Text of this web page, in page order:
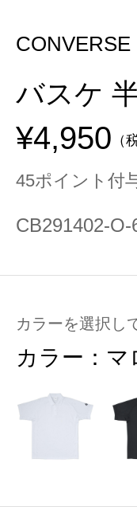
CONVERSE
バスケ
¥4,950 （
45ポイント付
CB291402-O-
カラーを選択し
カラー： マ